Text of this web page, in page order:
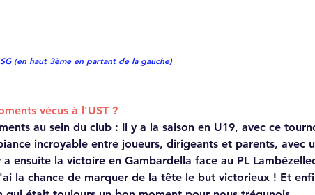
(en haut 3ème en partant de la gauche)
vécus à l'UST ?
au sein du club : Il y a la saison en U19, avec ce
incroyable entre joueurs, dirigeants et parents, avec
ensuite la victoire en Gambardella face au PL
la chance de marquer de la tête le but victorieux ! Et